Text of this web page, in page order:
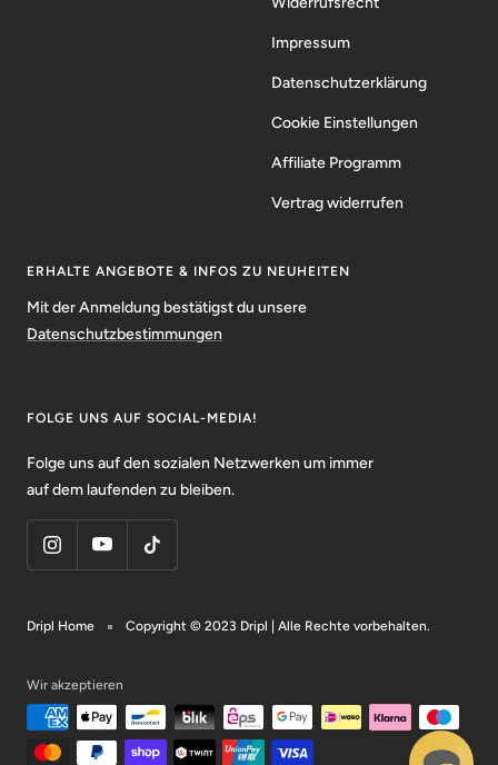
Impressum
Datenschutzerklärung
Cookie Einstellungen
Affiliate Programm
Vertrag widerrufen
ERHALTE ANGEBOTE & INFOS ZU NEUHEITEN
Mit der Anmeldung bestätigst du unsere
Datenschutzbestimmungen
FOLGE UNS AUF SOCIAL-MEDIA!
Folge uns auf den sozialen Netzwerken um immer
auf dem laufenden zu bleiben.
Dripl Home Copyright © 2023 Dripl | Alle Rechte vorbehalten.
Wir akzeptieren